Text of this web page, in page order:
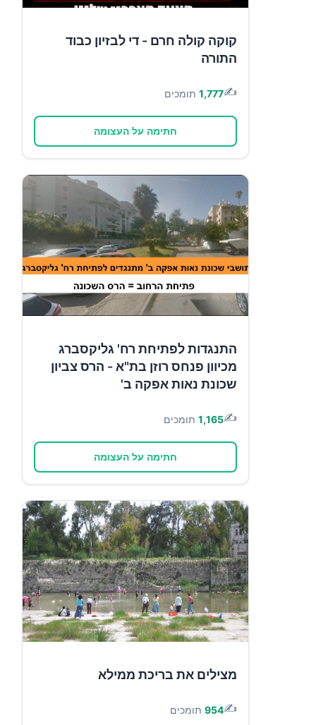
קוקה קולה חרם - די לבזיון כבוד
התורה
✍️
1,777 תומכים
חתימה על העצומה
התנגדות לפתיחת רח' גליקסברג
מכיוון פנחס רוזן בת"א - הרס צביון
שכונת נאות אפקה ב'
✍️
1,165 תומכים
חתימה על העצומה
מצילים את בריכת ממילא
✍️
954 תומכים